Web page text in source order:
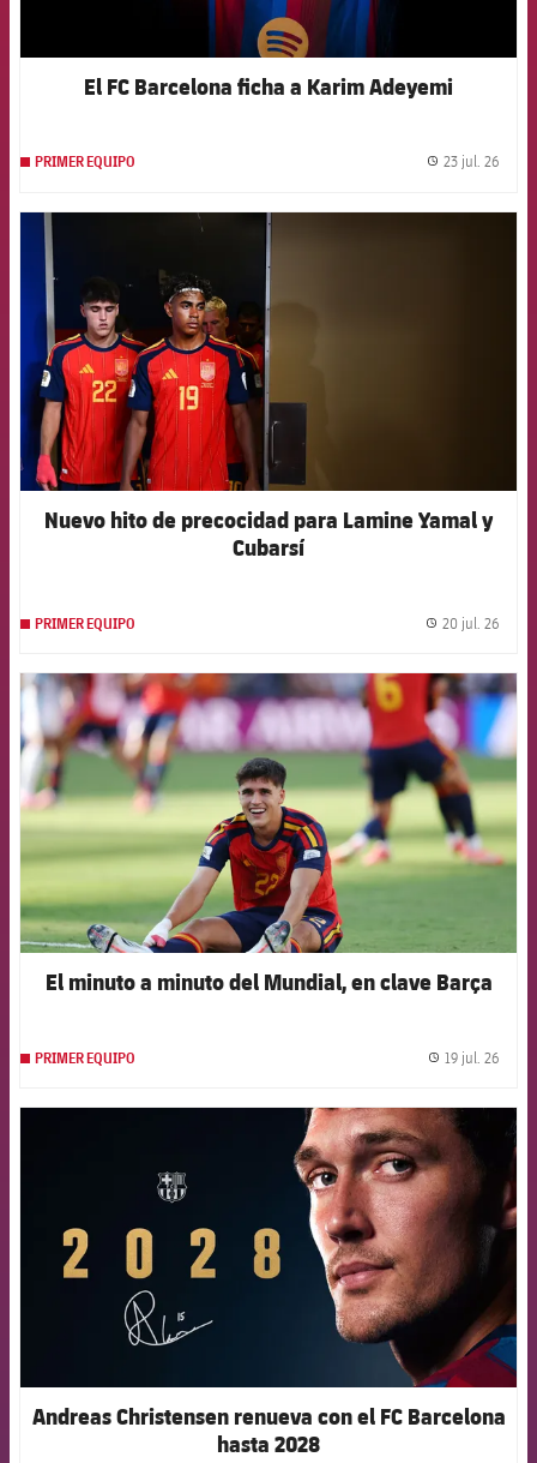
El FC Barcelona ficha a Karim Adeyemi
PRIMER EQUIPO 23 jul. 26
FCB Barcelona badge
Nuevo hito de precocidad para Lamine Yamal y
Cubarsí
PRIMER EQUIPO 20 jul. 26
FCB Barcelona badge
El minuto a minuto del Mundial, en clave Barça
PRIMER EQUIPO 19 jul. 26
FCB Barcelona badge
Andreas Christensen renueva con el FC Barcelona
hasta 2028